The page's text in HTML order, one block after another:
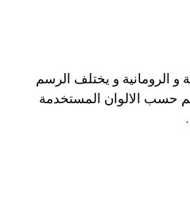
و الرومانية و يختلف الرسم
حسب الالوان المستخدمة